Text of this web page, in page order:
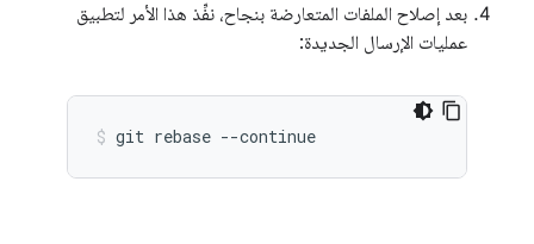
بعد إصلاح الملفات المتعارضة بنجاح، نفِّذ هذا الأمر لتطبيق
عمليات الإرسال الجديدة:
git rebase --continue